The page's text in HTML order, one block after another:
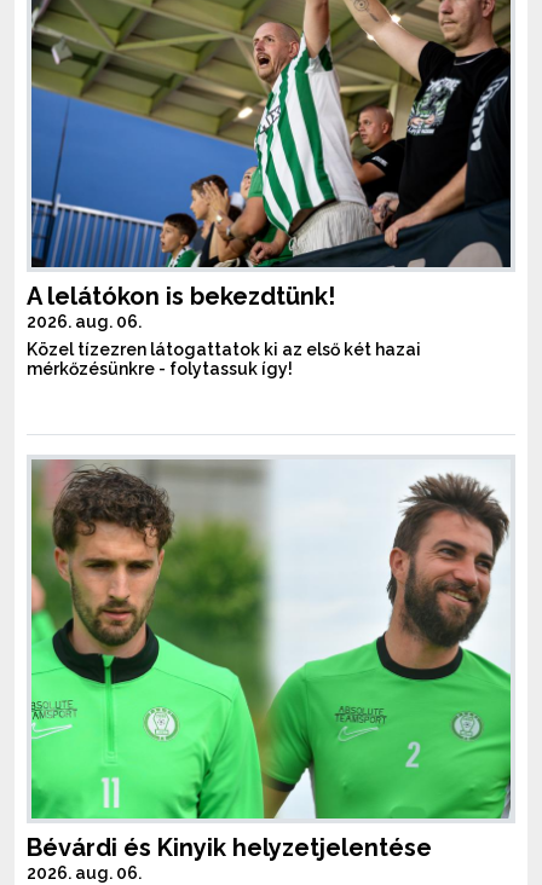
A lelátókon is bekezdtünk!
2026. aug. 06.
Közel tízezren látogattatok ki az első két hazai
mérkőzésünkre - folytassuk így!
Bévárdi és Kinyik helyzetjelentése
2026. aug. 06.